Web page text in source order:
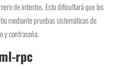
de intentos. Esto dificultará que los
mediante pruebas sistemáticas de
y contraseña.
rpc